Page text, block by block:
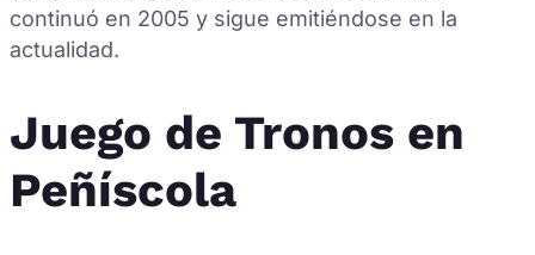
continuó en 2005 y sigue emitiéndose en la
actualidad.
Juego de Tronos en
Peñíscola